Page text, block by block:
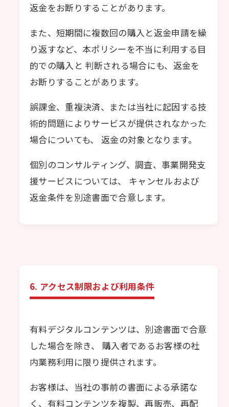
返金をお断りすることがあります。
また、短期間に複数回の購入と返金申請を繰
り返すなど、本ポリシーを不当に利用する目
的での購入と 判断される場合にも、返金を
お断りすることがあります。
誤課金、重複決済、または当社に起因する技
術的問題によりサービスが提供されなかった
場合についても、 返金の対象となります。
個別のコンサルティング、調査、事業開発支
援サービスについては、 キャンセルおよび
返金条件を別途書面で合意します。
6. アクセス制限および利用条件
有料デジタルコンテンツは、別途書面で合意
した場合を除き、 購入者であるお客様の社
内業務利用に限り提供されます。
お客様は、当社の事前の書面による承諾な
く、有料コンテンツを複製、再販売、再配